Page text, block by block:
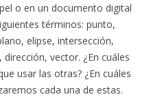
o en un documento digital
términos: punto,
elipse, intersección,
vector. ¿En cuáles
usar las otras? ¿En cuáles
cada una de estas.